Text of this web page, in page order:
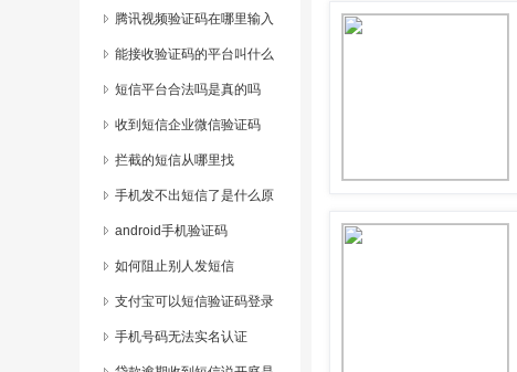
腾讯视频验证码在哪里输入
的啊安全吗
能接收验证码的平台叫什么
短信平台合法吗是真的吗
收到短信企业微信验证码
拦截的短信从哪里找
手机发不出短信了是什么原
因呢
android手机验证码
如何阻止别人发短信
支付宝可以短信验证码登录
吗
手机号码无法实名认证